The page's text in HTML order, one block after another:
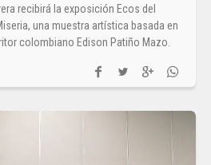
recibirá la exposición Ecos del
una muestra artística basada en
colombiano Edison Patiño Mazo.